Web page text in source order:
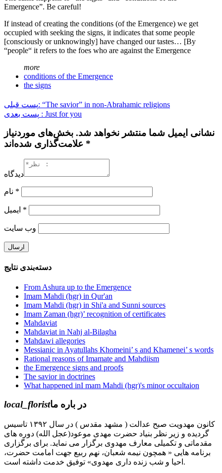
Emergence”. Be careful!
If instead of creating the conditions (of the Emergence) we get
occupied with seeking the signs, it indicates that some people
[consciously or unknowingly] have changed our tastes… [By
“people“ it refers to the foes who are against the Emergence
more
conditions of the Emergence
the signs
پست قبلی: “The savior” in non-Abrahamic religions
پست بعدی : Just for you
نشانی ایمیل شما منتشر نخواهد شد. بخش‌های موردنیاز
علامت‌گذاری شده‌اند *
دیدگاه
*
*
وب‌ سایت
دسته‌بندی نتایج
From Ashura up to the Emergence
Imam Mahdi (hgr) in Qur'an
Imam Mahdi (hgr) in Shi'a and Sunni sources
Imam Zaman (hgr)’ recognition of certificates
Mahdaviat
Mahdaviat in Nahj al-Bilagha
Mahdawi allegories
Messianic in Ayatullahs Khomeini’ s and Khamenei’ s words
Rational reasons of Imamate and Mahdiism
the Emergence signs and proofs
The savior in doctrines
What happened inI mam Mahdi (hgr)'s minor occultaion
local_floristدر باره ما
کانون مهدویت صبح عدالت ( مشهد مقدس ) در سال ۱۳۹۲ تاسیس
گردیده و زیر نظر بنیاد حضرت مهدی موعود(عجل الله) دوره های
مقدماتی و تکمیلی معارف مهدوی برگزار می نماید. برای برگزاری
برنامه هایی « همچون نیمه شعبان، نهم ربیع جهت امامت حضرت،
احیا و شب زنده داری مهدوی» توفیق خدمت داشته است.